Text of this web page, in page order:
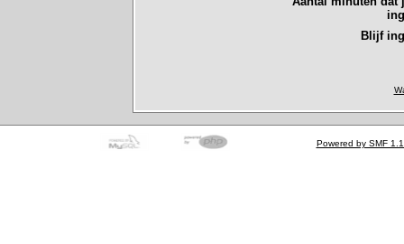
Blijf
Powered by SMF